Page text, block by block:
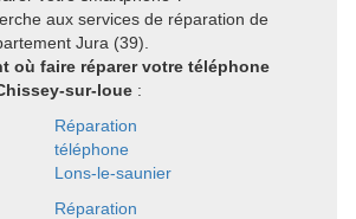
aux services de réparation de
Jura (39).
où faire réparer votre téléphone
sur-loue :
Réparation
téléphone
Lons-le-saunier
Réparation